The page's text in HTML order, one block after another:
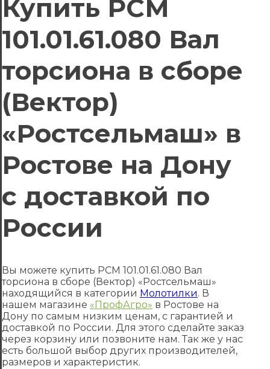
Купить РСМ
101.01.61.080 Вал
торсиона в сборе
(Вектор)
«Ростсельмаш» в
Ростове на Дону
с доставкой по
России
Вы можете купить РСМ 101.01.61.080 Вал
торсиона в сборе (Вектор) «Ростсельмаш»
находящийся в категории Молотилки. В
нашем магазине «ПрофАгро» в Ростове на
Дону по самым низким ценам, с гарантией и
доставкой по России. Для этого сделайте заказ
через корзину или позвоните нам. Так же у нас
есть большой выбор других производителей,
размеров и характеристик.